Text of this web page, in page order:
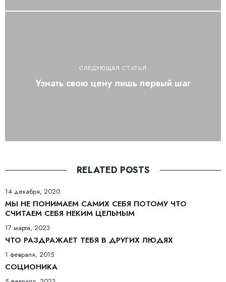
СЛЕДУЮЩАЯ СТАТЬЯ
Узнать свою цену лишь первый шаг
RELATED POSTS
14 декабря, 2020
МЫ НЕ ПОНИМАЕМ САМИХ СЕБЯ ПОТОМУ ЧТО
СЧИТАЕМ СЕБЯ НЕКИМ ЦЕЛЬНЫМ
17 марта, 2023
ЧТО РАЗДРАЖАЕТ ТЕБЯ В ДРУГИХ ЛЮДЯХ
1 февраля, 2015
СОЦИОНИКА